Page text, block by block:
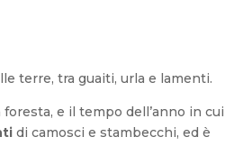
terre, tra guaiti, urla e lamenti.
e il tempo dell’anno in cui
di camosci e stambecchi, ed è